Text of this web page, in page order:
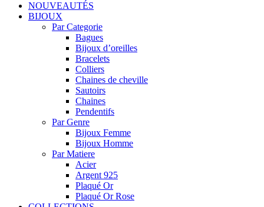
NOUVEAUTÉS
BIJOUX
Par Categorie
Bagues
Bijoux d’oreilles
Bracelets
Colliers
Chaines de cheville
Sautoirs
Chaines
Pendentifs
Par Genre
Bijoux Femme
Bijoux Homme
Par Matiere
Acier
Argent 925
Plaqué Or
Plaqué Or Rose